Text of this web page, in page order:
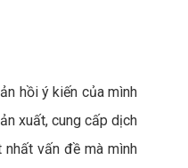
hồi ý kiến của mình
xuất, cung cấp dịch
vấn đề mà mình